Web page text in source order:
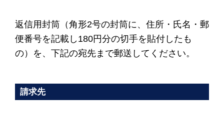
返信用封筒（角形2号の封筒に、住所・氏名・郵
便番号を記載し180円分の切手を貼付したも
の）を、下記の宛先まで郵送してください。
請求先